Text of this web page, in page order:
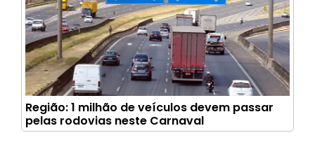
Região: 1 milhão de veículos devem passar
pelas rodovias neste Carnaval